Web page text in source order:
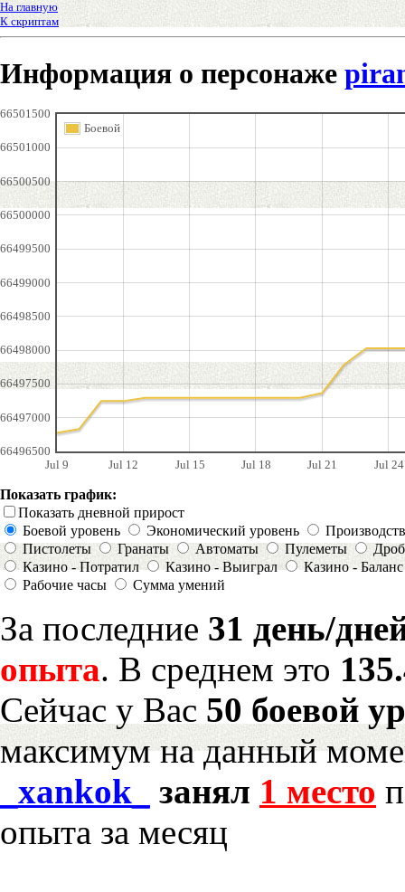
На главную
К скриптам
Информация о персонаже
Jul 9 Jul 12 Jul 15 Jul 18 Jul 21 Jul 24
66496500
66497000
66497500
66498000
66498500
66499000
66499500
66500000
66500500
66501000
66501500
Боевой
Показать график:
Показать дневной прирост
Боевой уровень
Экономический уровень
Пистолеты
Гранаты Автоматы Пулеметы
Казино - Потратил
Казино - Выиграл
Казино - Баланс
Рабочие часы
Сумма умений
За последние 31 день/
опыта. В среднем это
Сейчас у Вас 50 боевой
максимум на данный
_xankok_
занял 1 место
опыта за месяц